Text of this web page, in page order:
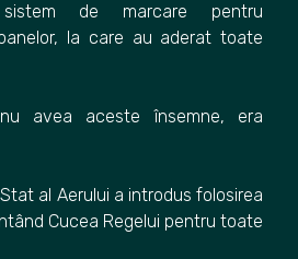
de marcare pentru
la care au aderat toate
avea aceste însemne, era
al Aerului a introdus folosirea
Cucea Regelui pentru toate